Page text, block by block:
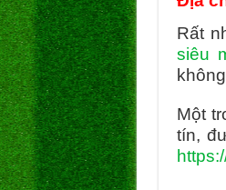
Rất
siêu
Một
tín,